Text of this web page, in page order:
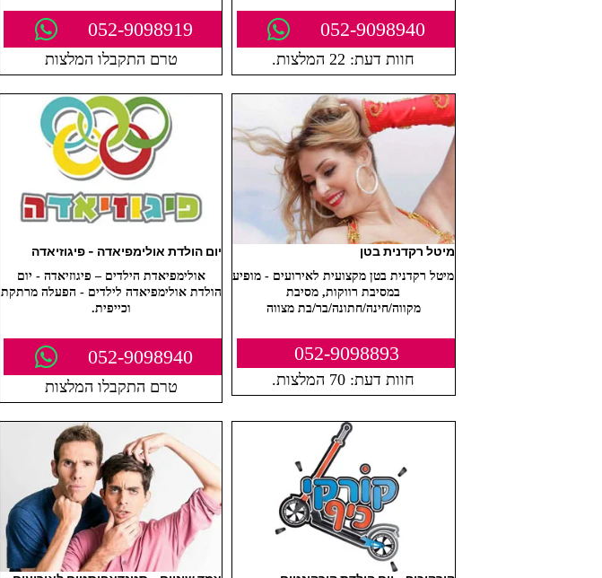
052-9098940
חוות דעת: 22 המלצות.
052-9098919
טרם התקבלו המלצות
מיטל רקדנית בטן
מיטל רקדנית בטן מקצועית לאירועים - מופיע
במסיבת רווקות, מסיבת
מקווה/חינה/חתונה/בר/בת מצווה
052-9098893
חוות דעת: 70 המלצות.
יום הולדת אולימפיאדה - פיגוזיאדה
אולימפיאדת הילדים – פיגוזיאדה - יום
הולדת אולימפיאדה לילדים - הפעלה מרתקת
וכייפית.
052-9098940
טרם התקבלו המלצות